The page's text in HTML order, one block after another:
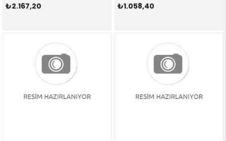
₺2.167,20 ₺1.058,40